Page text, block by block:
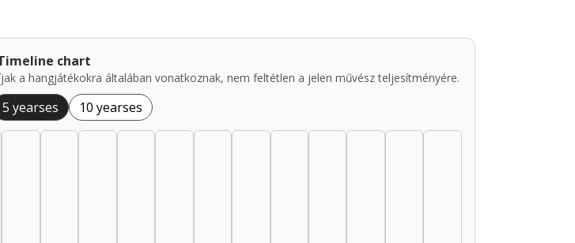
chart
a hangjátékokra általában vonatkoznak, nem feltétlen a jelen művész teljesítményére.
5 yearses 10 yearses